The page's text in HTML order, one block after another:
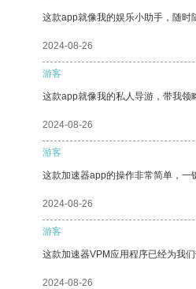
这款app就像我的娱乐小助手，随时
2024-08-26
游客
这款app就像我的私人导游，带我领
2024-08-26
游客
这款加速器app的操作非常简单，一
2024-08-26
游客
这款加速器VPM应用程序已经为我
2024-08-26